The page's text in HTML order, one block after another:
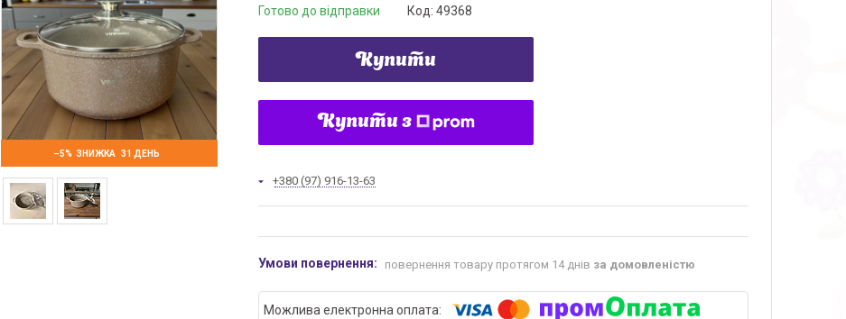
–5% 31 ДЕНЬ
Готово до відправки Код: 49368
Купити
Купити з
+380 (97) 916-13-63
повернення товару протягом 14 днів за домовленістю